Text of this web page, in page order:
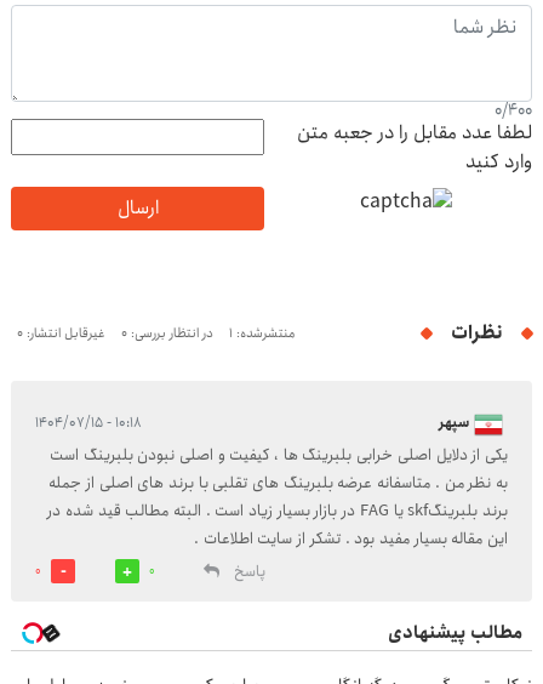
0/400
لطفا عدد مقابل را در جعبه متن
وارد کنید
ارسال
نظرات منتشرشده: 1 در انتظار بررسی: 0 غیرقابل انتشار: 0
سپهر ۱۰:۱۸ - ۱۴۰۴/۰۷/۱۵
یکی از دلایل اصلی خرابی بلبرینگ ها ، کیفیت و اصلی نبودن بلبرینگ است
به نظر من . متاسفانه عرضه بلبرینگ های تقلبی با برند های اصلی از جمله
برند بلبرینگskf یا FAG در بازار بسیار زیاد است . البته مطالب قید شده در
این مقاله بسیار مفید بود . تشکر از سایت اطلاعات .
پاسخ
0
0
مطالب پیشنهادی